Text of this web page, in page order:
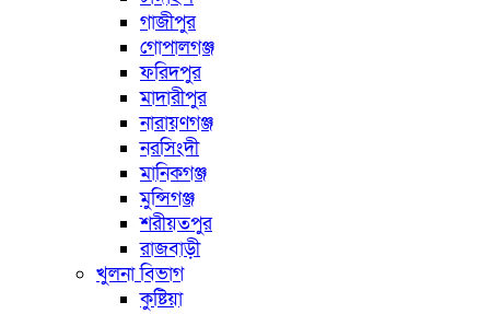
গাজীপুর
গোপালগঞ্জ
ফরিদপুর
মাদারীপুর
নারায়ণগঞ্জ
নরসিংদী
মানিকগঞ্জ
মুন্সিগঞ্জ
শরীয়তপুর
রাজবাড়ী
খুলনা বিভাগ
কুষ্টিয়া